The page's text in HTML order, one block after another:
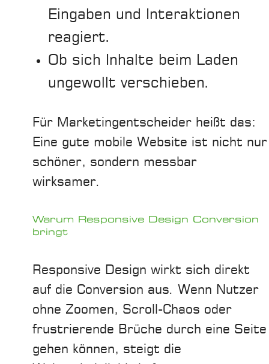
Eingaben und Interaktionen
reagiert.
Ob sich Inhalte beim Laden
ungewollt verschieben.
Für Marketingentscheider heißt das:
Eine gute mobile Website ist nicht nur
schöner, sondern messbar
wirksamer.
Warum Responsive Design Conversion
bringt
Responsive Design wirkt sich direkt
auf die Conversion aus. Wenn Nutzer
ohne Zoomen, Scroll-Chaos oder
frustrierende Brüche durch eine Seite
gehen können, steigt die